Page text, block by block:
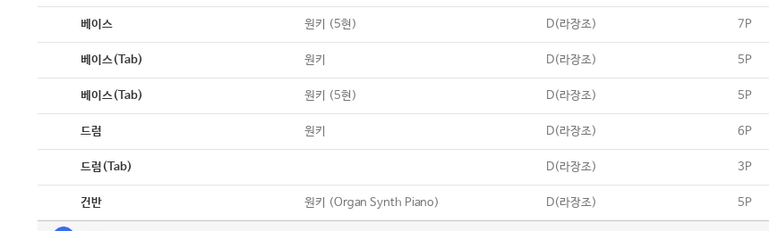
베이스 원키 (5현) D(라장조) 7P
베이스(Tab) 원키 D(라장조) 5P
베이스(Tab) 원키 (5현) D(라장조) 5P
드럼 원키 D(라장조) 6P
드럼(Tab) D(라장조) 3P
건반 원키 (Organ Synth Piano) D(라장조) 5P